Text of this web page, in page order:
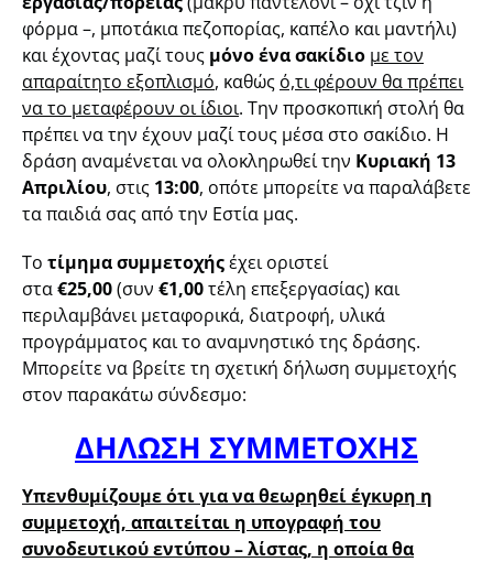
φόρμα –, μποτάκια πεζοπορίας, καπέλο και μαντήλι)
και έχοντας μαζί τους μόνο ένα σακίδιο με τον
απαραίτητο εξοπλισμό, καθώς ό,τι φέρουν θα πρέπει
να το μεταφέρουν οι ίδιοι. Την προσκοπική στολή θα
πρέπει να την έχουν μαζί τους μέσα στο σακίδιο. Η
δράση αναμένεται να ολοκληρωθεί την Κυριακή 13
Απριλίου, στις 13:00, οπότε μπορείτε να παραλάβετε
τα παιδιά σας από την Εστία μας.
Το τίμημα συμμετοχήςέχει οριστεί
στα€25,00(συν €1,00τέλη επεξεργασίας) και
περιλαμβάνει μεταφορικά, διατροφή, υλικά
προγράμματος και το αναμνηστικό της δράσης.
Μπορείτε να βρείτε τη σχετική δήλωση συμμετοχής
στον παρακάτω σύνδεσμο:
ΔΗΛΩΣΗ ΣΥΜΜΕΤΟΧΗΣ
Υπενθυμίζουμε ότι για να θεωρηθεί έγκυρη η
συμμετοχή, απαιτείται η υπογραφή του
συνοδευτικού εντύπου – λίστας, η οποία θα